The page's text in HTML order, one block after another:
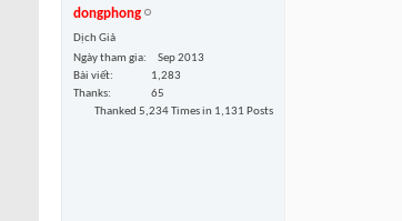
dongphong
Dịch Giả
Ngày tham gia
Sep 2013
Bài viết
1,283
Thanks
65
Thanked 5,234 Times in 1,131 Posts